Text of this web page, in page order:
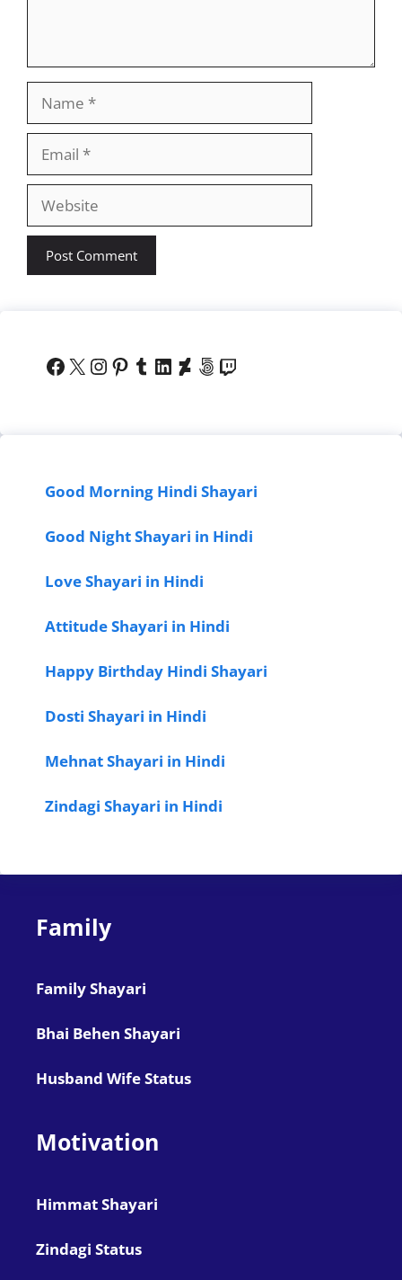
Website
Facebook
X Instagram
Pinterest
Tumblr
LinkedIn
DeviantArt
500pxTwitch
Good Morning Hindi Shayari
Good Night Shayari in Hindi
Love Shayari in Hindi
Attitude Shayari in Hindi
Happy Birthday Hindi Shayari
Dosti Shayari in Hindi
Mehnat Shayari in Hindi
Zindagi Shayari in Hindi
Family
Family Shayari
Bhai Behen Shayari
Husband Wife Status
Motivation
Himmat Shayari
Zindagi Status